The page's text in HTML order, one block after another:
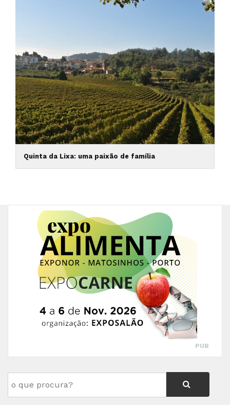
Quinta da Lixa: uma paixão de família
PUB